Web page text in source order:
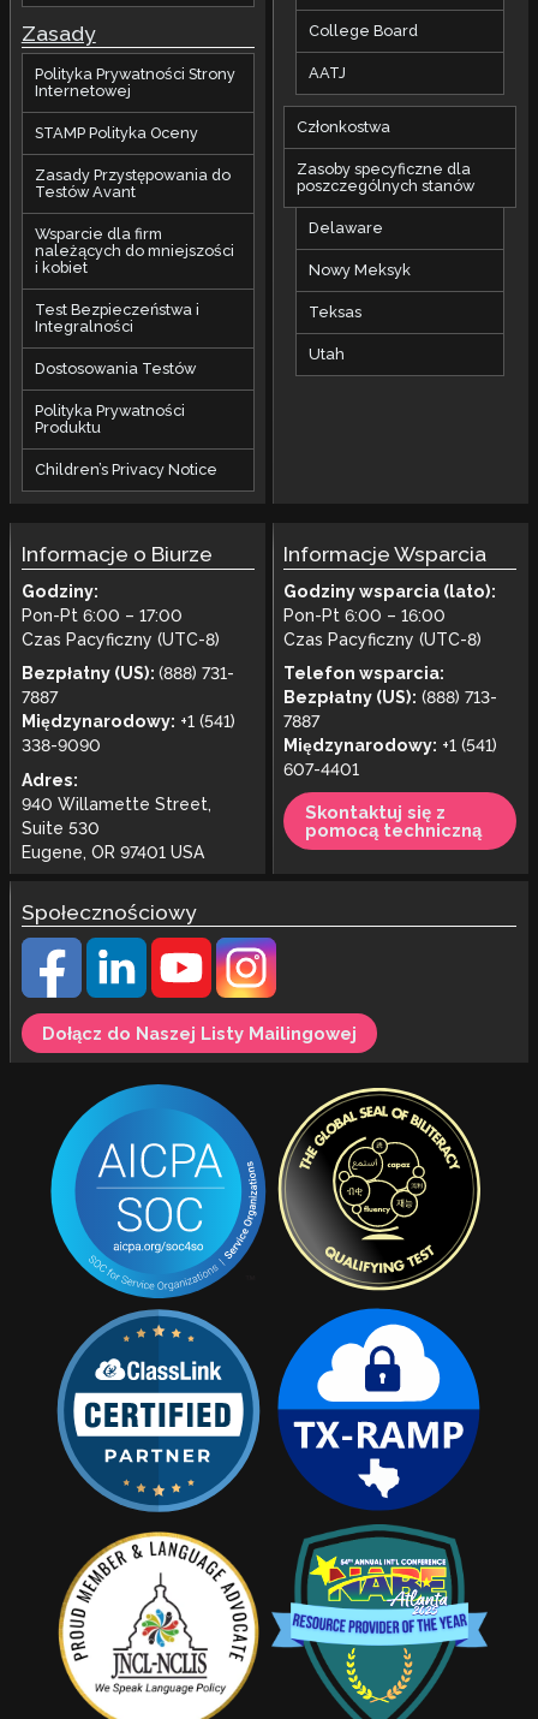
Zasady
Polityka Prywatności Strony
Internetowej
STAMP Polityka Oceny
Zasady Przystępowania do
Testów Avant
Wsparcie dla firm
należących do mniejszości
i kobiet
Test Bezpieczeństwa i
Integralności
Dostosowania Testów
Polityka Prywatności
Produktu
Children’s Privacy Notice
College Board
AATJ
Członkostwa
Zasoby specyficzne dla
poszczególnych stanów
Delaware
Nowy Meksyk
Teksas
Utah
Informacje o Biurze
Godziny:
Pon-Pt 6:00 – 17:00
Czas Pacyficzny (UTC-8)
Bezpłatny (US): (888) 731-
7887
Międzynarodowy: +1 (541)
338-9090
Adres:
940 Willamette Street,
Suite 530
Eugene, OR 97401 USA
Informacje Wsparcia
Godziny wsparcia (lato):
Pon-Pt 6:00 – 16:00
Czas Pacyficzny (UTC-8)
Telefon wsparcia:
Bezpłatny (US): (888) 713-
7887
Międzynarodowy: +1 (541)
607-4401
Skontaktuj się z
pomocą techniczną
Społecznościowy
Dołącz do Naszej Listy Mailingowej